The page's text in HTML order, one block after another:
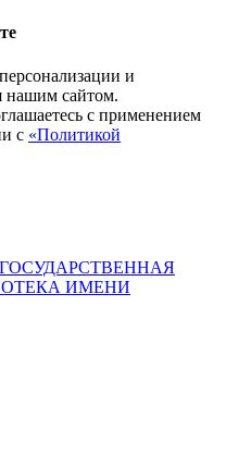
и
нашим сайтом.
с применением
с «Политикой
ИМЕНИ